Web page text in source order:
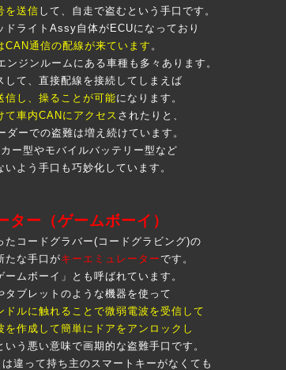
を送信 して、自走で盗むという手口です。
ドライトAssy自体がECUになっており
CAN通信の配線が来ています。
ンジンルームにある車種も多々あります。
して、直接配線を接続してしまえば
信し、操ることが可能になります。
て車内CANにアクセスされたりと、
ーでの盗難は増え続けています。
ー型やモバイルバッテリー型など
よう手口も巧妙化しています。
ー（ゲームボーイ）
たコードグラバー(コードグラビング)の
たな手口がキーエミュレーターです。
ムボーイ」とも呼ばれています。
タブレットのような機器を使って
ドルに触れることで微弱電波を受信して
を作成して簡単にドアをアンロックし
いう悪い意味で画期的な盗難手口です。
違って持ち主のスマートキーがなくても